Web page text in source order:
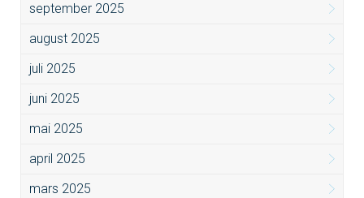
september 2025
august 2025
juli 2025
juni 2025
mai 2025
april 2025
mars 2025